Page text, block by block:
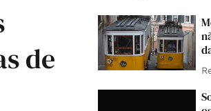
de